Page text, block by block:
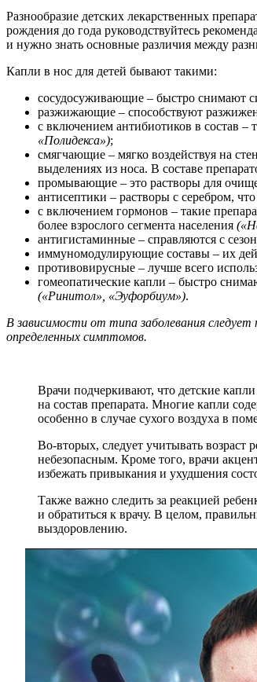
Разнообразие детских лекарственных
рождения до года руководствуйтесь
и нужно знать основные различия между
Капли в нос для детей бывают такими:
сосудосуживающие – быстро снимают
разжижающие – способствуют
с включением антибиотиков в состав –
«Полидекса»);
смягчающие – мягко воздействуя на
выделениях из носа. В составе
промывающие – это растворы для
антисептики – растворы с серебром,
с включением гормонов – такие
более взрослого сегмента населения
антигистаминные – справляются с
иммуномодулирующие составы – их
противовирусные – лучше всего
гомеопатические капли – быстро
(«Ринитол», «Эуфорбиум»).
В зависимости от типа заболевания
определенных симптомов.
Врачи подчеркивают, что детские
на состав препарата. Многие капли
особенно в случае сухого воздуха в
Во-вторых, следует учитывать возраст
небезопасным. Кроме того, врачи
избежать привыкания и ухудшения
Также важно следить за реакцией
и обратиться к врачу. В целом,
выздоровлению.